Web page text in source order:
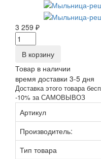
3 259 ₽
В корзину
Товар в наличии
время доставки 3-5 дня
Доставка этого товара
-10% за САМОВЫВОЗ
Артикул
Производитель:
Тип товара